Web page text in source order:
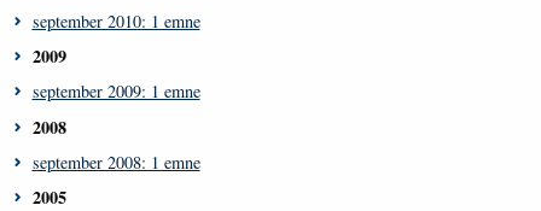
september 2010: 1 emne
2009
september 2009: 1 emne
2008
september 2008: 1 emne
2005